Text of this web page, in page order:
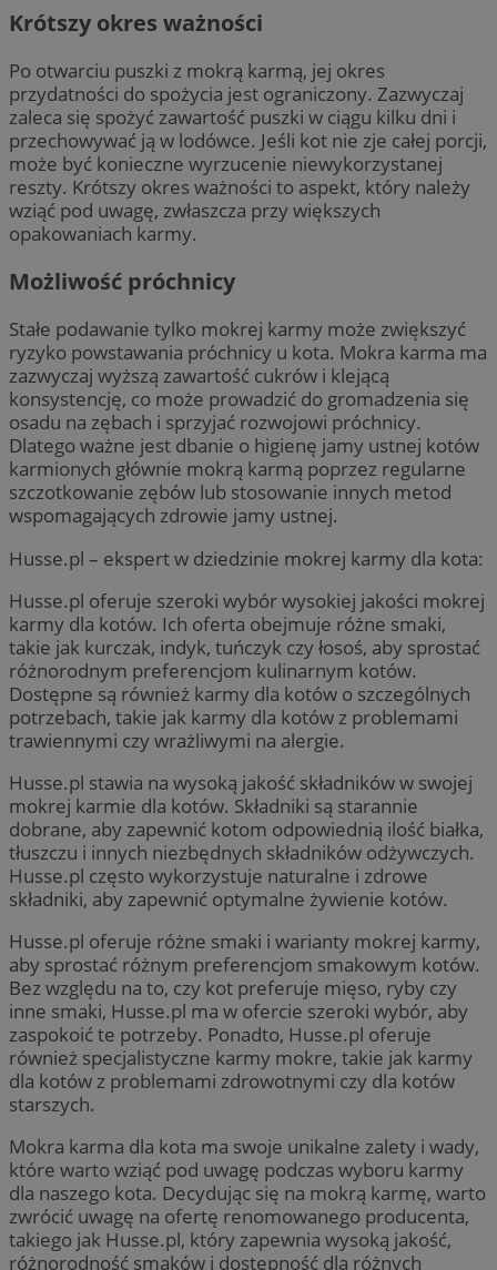
Krótszy okres ważności
Po otwarciu puszki z mokrą karmą, jej okres
przydatności do spożycia jest ograniczony. Zazwyczaj
zaleca się spożyć zawartość puszki w ciągu kilku dni i
przechowywać ją w lodówce. Jeśli kot nie zje całej porcji,
może być konieczne wyrzucenie niewykorzystanej
reszty. Krótszy okres ważności to aspekt, który należy
wziąć pod uwagę, zwłaszcza przy większych
opakowaniach karmy.
Możliwość próchnicy
Stałe podawanie tylko mokrej karmy może zwiększyć
ryzyko powstawania próchnicy u kota. Mokra karma ma
zazwyczaj wyższą zawartość cukrów i klejącą
konsystencję, co może prowadzić do gromadzenia się
osadu na zębach i sprzyjać rozwojowi próchnicy.
Dlatego ważne jest dbanie o higienę jamy ustnej kotów
karmionych głównie mokrą karmą poprzez regularne
szczotkowanie zębów lub stosowanie innych metod
wspomagających zdrowie jamy ustnej.
Husse.pl – ekspert w dziedzinie mokrej karmy dla kota:
Husse.pl oferuje szeroki wybór wysokiej jakości mokrej
karmy dla kotów. Ich oferta obejmuje różne smaki,
takie jak kurczak, indyk, tuńczyk czy łosoś, aby sprostać
różnorodnym preferencjom kulinarnym kotów.
Dostępne są również karmy dla kotów o szczególnych
potrzebach, takie jak karmy dla kotów z problemami
trawiennymi czy wrażliwymi na alergie.
Husse.pl stawia na wysoką jakość składników w swojej
mokrej karmie dla kotów. Składniki są starannie
dobrane, aby zapewnić kotom odpowiednią ilość białka,
tłuszczu i innych niezbędnych składników odżywczych.
Husse.pl często wykorzystuje naturalne i zdrowe
składniki, aby zapewnić optymalne żywienie kotów.
Husse.pl oferuje różne smaki i warianty mokrej karmy,
aby sprostać różnym preferencjom smakowym kotów.
Bez względu na to, czy kot preferuje mięso, ryby czy
inne smaki, Husse.pl ma w ofercie szeroki wybór, aby
zaspokoić te potrzeby. Ponadto, Husse.pl oferuje
również specjalistyczne karmy mokre, takie jak karmy
dla kotów z problemami zdrowotnymi czy dla kotów
starszych.
Mokra karma dla kota ma swoje unikalne zalety i wady,
które warto wziąć pod uwagę podczas wyboru karmy
dla naszego kota. Decydując się na mokrą karmę, warto
zwrócić uwagę na ofertę renomowanego producenta,
takiego jak Husse.pl, który zapewnia wysoką jakość,
różnorodność smaków i dostępność dla różnych